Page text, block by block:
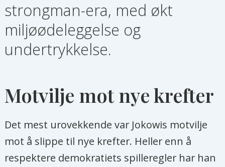
strongman-era, med økt
miljøødeleggelse og
undertrykkelse.
Motvilje mot nye krefter
Det mest urovekkende var Jokowis motvilje
mot å slippe til nye krefter. Heller enn å
respektere demokratiets spilleregler har han